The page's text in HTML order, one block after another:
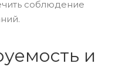
соблюдение
и